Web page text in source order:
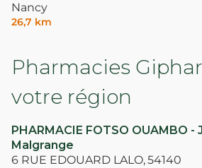
Nancy
26,7 km
Pharmacies
votre région
PHARMACIE FOTSO OUAMBO -
Malgrange
6 RUE EDOUARD LALO,54140